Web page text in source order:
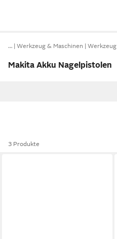
… Werkzeug & Maschinen Werkzeug
Makita Akku Nagelpistolen
3 Produkte